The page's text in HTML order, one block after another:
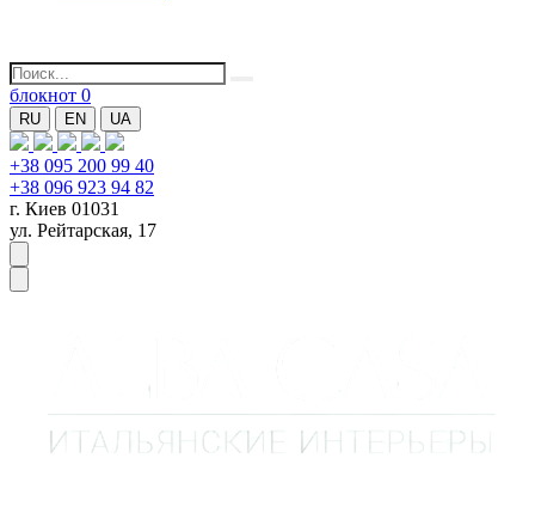
блокнот 0
RU EN UA
+38 095 200 99 40
+38 096 923 94 82
г. Киев 01031
ул. Рейтарская, 17